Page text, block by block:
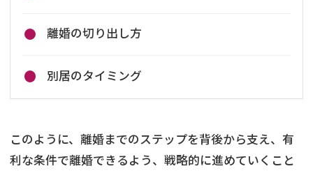
離婚の切り出し方
別居のタイミング
このように、離婚までのステップを背後から支え、有
利な条件で離婚できるよう、戦略的に進めていくこと